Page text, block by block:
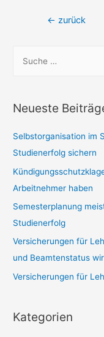
Beitragsnavigation
← zurück
h
n
n
a
c
h
:
Neueste
Selbstorganisation im
Studienerfolg sichern
Arbeitnehmer haben
Semesterplanung
Studienerfolg
Versicherungen für
und Beamtenstatus
Versicherungen für
Kategorien